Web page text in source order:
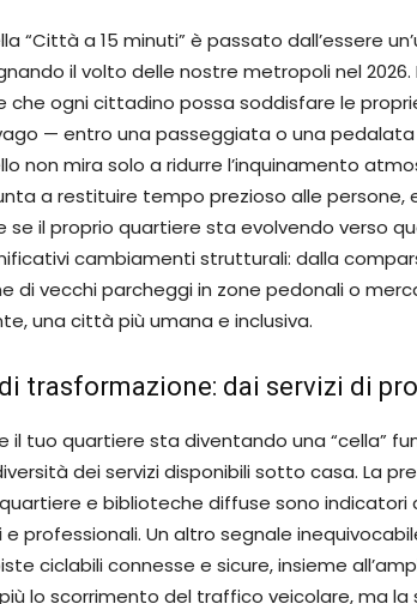
“Città a 15 minuti” è passato dall’essere
il volto delle nostre metropoli nel
che ogni cittadino possa soddisfare le
— entro una passeggiata o una
non mira solo a ridurre l’inquinamento
a restituire tempo prezioso alle persone,
se il proprio quartiere sta evolvendo verso
cambiamenti strutturali: dalla
di vecchi parcheggi in zone pedonali o
una città più umana e inclusiva.
trasformazione: dai servizi di
il tuo quartiere sta diventando una “cella”
dei servizi disponibili sotto casa. La
e biblioteche diffuse sono indicatori
professionali. Un altro segnale
ciclabili connesse e sicure, insieme
lo scorrimento del traffico veicolare, ma la